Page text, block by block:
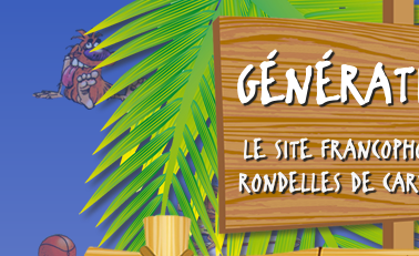
LE SITE
RONDELLES DE